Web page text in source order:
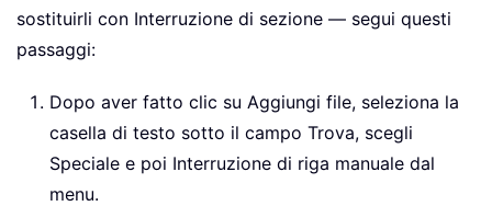
sostituirli con Interruzione di sezione — segui questi
passaggi:
Dopo aver fatto clic su Aggiungi file, seleziona la
casella di testo sotto il campo Trova, scegli
Speciale e poi Interruzione di riga manuale dal
menu.